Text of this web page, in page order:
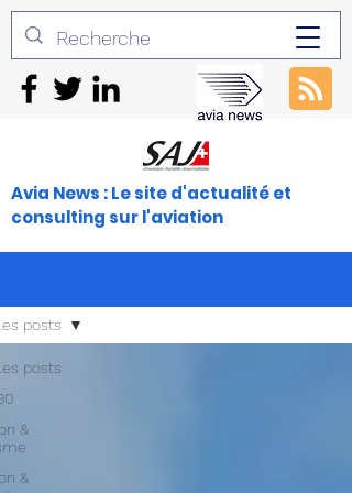
Avia News : Le site d'actualité et
consulting sur l'aviation
posts
&
&
posts